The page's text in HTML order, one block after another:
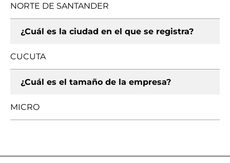
NORTE DE SANTANDER
¿Cuál es la ciudad en el que se registra?
CUCUTA
¿Cuál es el tamaño de la empresa?
MICRO